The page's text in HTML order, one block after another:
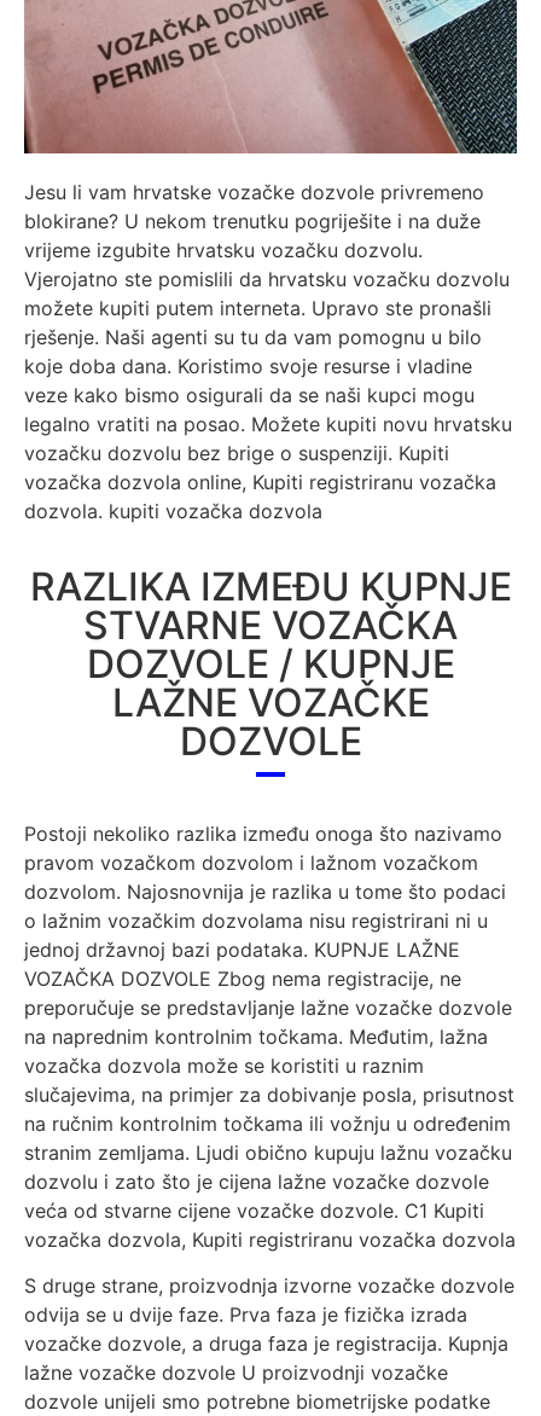
Jesu li vam hrvatske vozačke dozvole privremeno
blokirane? U nekom trenutku pogriješite i na duže
vrijeme izgubite hrvatsku vozačku dozvolu.
Vjerojatno ste pomislili da hrvatsku vozačku dozvolu
možete kupiti putem interneta. Upravo ste pronašli
rješenje. Naši agenti su tu da vam pomognu u bilo
koje doba dana. Koristimo svoje resurse i vladine
veze kako bismo osigurali da se naši kupci mogu
legalno vratiti na posao. Možete kupiti novu hrvatsku
vozačku dozvolu bez brige o suspenziji. Kupiti
vozačka dozvola online, Kupiti registriranu vozačka
dozvola. kupiti vozačka dozvola
RAZLIKA IZMEĐU KUPNJE
STVARNE VOZAČKA
DOZVOLE / KUPNJE
LAŽNE VOZAČKE
DOZVOLE
Postoji nekoliko razlika između onoga što nazivamo
pravom vozačkom dozvolom i lažnom vozačkom
dozvolom. Najosnovnija je razlika u tome što podaci
o lažnim vozačkim dozvolama nisu registrirani ni u
jednoj državnoj bazi podataka. KUPNJE LAŽNE
VOZAČKA DOZVOLE Zbog nema registracije, ne
preporučuje se predstavljanje lažne vozačke dozvole
na naprednim kontrolnim točkama. Međutim, lažna
vozačka dozvola može se koristiti u raznim
slučajevima, na primjer za dobivanje posla, prisutnost
na ručnim kontrolnim točkama ili vožnju u određenim
stranim zemljama. Ljudi obično kupuju lažnu vozačku
dozvolu i zato što je cijena lažne vozačke dozvole
veća od stvarne cijene vozačke dozvole. C1 Kupiti
vozačka dozvola, Kupiti registriranu vozačka dozvola
S druge strane, proizvodnja izvorne vozačke dozvole
odvija se u dvije faze. Prva faza je fizička izrada
vozačke dozvole, a druga faza je registracija. Kupnja
lažne vozačke dozvole U proizvodnji vozačke
dozvole unijeli smo potrebne biometrijske podatke